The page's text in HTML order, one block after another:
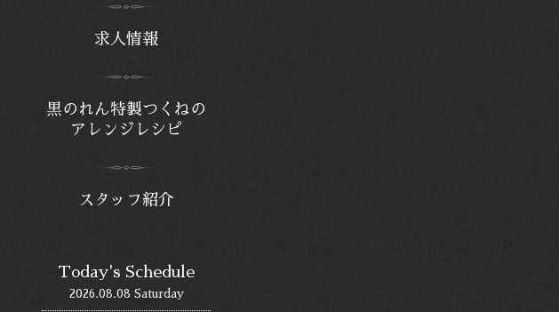
求人情報
黒のれん特製つくねの
アレンジレシピ
スタッフ紹介
Today's Schedule
2026.08.08 Saturday